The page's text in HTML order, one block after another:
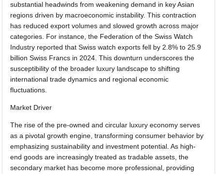
substantial headwinds from weakening demand in key Asian
regions driven by macroeconomic instability. This contraction
has reduced export volumes and slowed growth across major
categories. For instance, the Federation of the Swiss Watch
Industry reported that Swiss watch exports fell by 2.8% to 25.9
billion Swiss Francs in 2024. This downturn underscores the
susceptibility of the broader luxury landscape to shifting
international trade dynamics and regional economic
fluctuations.
Market Driver
The rise of the pre-owned and circular luxury economy serves
as a pivotal growth engine, transforming consumer behavior by
emphasizing sustainability and investment potential. As high-
end goods are increasingly treated as tradable assets, the
secondary market has become more professional, providing